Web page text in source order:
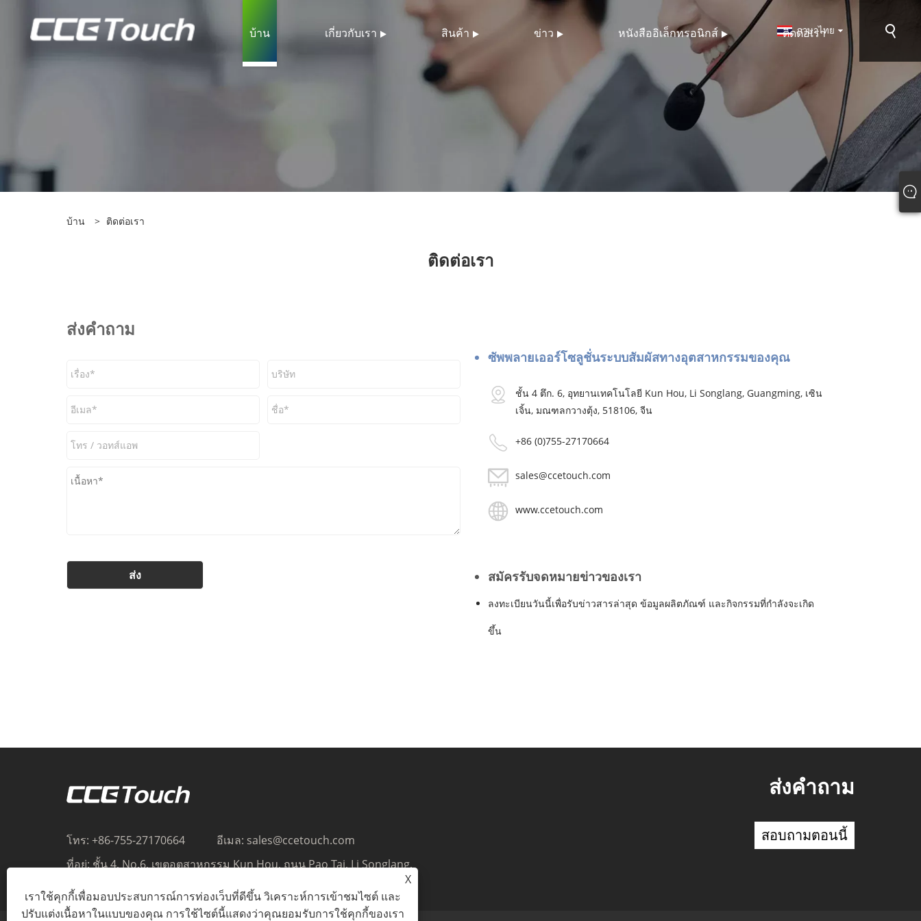
บ้าน เกี่ยวกับเรา สินค้า ข่าว หนังสืออิเล็กทรอนิกส์ ติดต่อเรา
ภาษาไทย
บ้าน > ติดต่อเรา
ติดต่อเรา
ซัพพลายเออร์โซลูชั่นระบบสัมผัสทางอุตสาหกรรมของคุณ
ชั้น 4 ตึก. 6, อุทยานเทคโนโลยี Kun Hou, Li Songlang, Guangming, เซิน
เจิ้น, มณฑลกวางตุ้ง, 518106, จีน
+86 (0)755-27170664
sales@ccetouch.com
www.ccetouch.com
สมัครรับจดหมายข่าวของเรา
ลงทะเบียนวันนี้เพื่อรับข่าวสารล่าสุด ข้อมูลผลิตภัณฑ์ และกิจกรรมที่กำลังจะเกิด
ขึ้น
ส่งคำถาม
โทร: +86-755-27170664 อีเมล: sales@ccetouch.com
ที่อยู่:ชั้น 4, No.6, เขตอุตสาหกรรม Kun Hou, ถนน Pao Tai, Li Songlang,
ส่งคำถาม
สอบถามตอนนี้
X
เราใช้คุกกี้เพื่อมอบประสบการณ์การท่องเว็บที่ดีขึ้น วิเคราะห์การเข้าชมไซต์ และ
ปรับแต่งเนื้อหาในแบบของคุณ การใช้ไซต์นี้แสดงว่าคุณยอมรับการใช้คุกกี้ของเรา